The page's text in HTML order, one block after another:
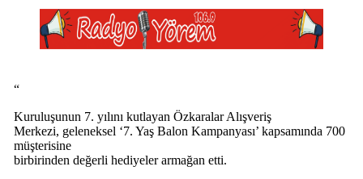
“
Kuruluşunun 7. yılını kutlayan Özkaralar Alışveriş
Merkezi, geleneksel ‘7. Yaş Balon Kampanyası’ kapsamında 700
müşterisine
birbirinden değerli hediyeler armağan etti.